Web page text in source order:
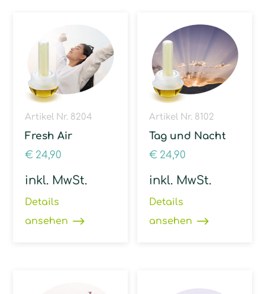
Artikel Nr. 8204
Fresh Air
€ 24,90
inkl. MwSt.
Details
ansehen
Artikel Nr. 8102
Tag und Nacht
€ 24,90
inkl. MwSt.
Details
ansehen